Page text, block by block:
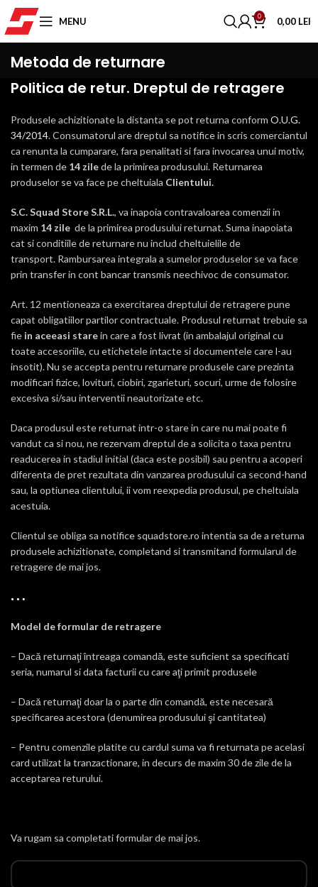
MENU 0 0,00 LEI
Metoda de returnare
Politica de retur. Dreptul de retragere
Produsele achizitionate la distanta se pot returna conform O.U.G.
34/2014. Consumatorul are dreptul sa notifice in scris comerciantul
ca renunta la cumparare, fara penalitati si fara invocarea unui motiv,
in termen de 14 zilede la primirea produsului. Returnarea
produselor se va face pe cheltuiala Clientului.
S.C. Squad Store S.R.L., va inapoia contravaloarea comenzii in
maxim 14 zile de la primirea produsului returnat. Suma inapoiata
cat si conditiile de returnare nu includ cheltuielile de
transport. Rambursarea integrala a sumelor produselor se va face
prin transfer in cont bancar transmis neechivoc de consumator.
Art. 12 mentioneaza ca exercitarea dreptului de retragere pune
capat obligatiilor partilor contractuale. Produsul returnat trebuie sa
fie in aceeasi starein care a fost livrat (in ambalajul original cu
toate accesoriile, cu etichetele intacte si documentele care l-au
insotit). Nu se accepta pentru returnare produsele care prezinta
modificari fizice, lovituri, ciobiri, zgarieturi, socuri, urme de folosire
excesiva si/sau interventii neautorizate etc.
Daca produsul este returnat intr-o stare in care nu mai poate fi
vandut ca si nou, ne rezervam dreptul de a solicita o taxa pentru
readucerea in stadiul initial (daca este posibil) sau pentru a acoperi
diferenta de pret rezultata din vanzarea produsului ca second-hand
sau, la optiunea clientului, ii vom reexpedia produsul, pe cheltuiala
acestuia.
Clientul se obliga sa notifice squadstore.ro intentia sa de a returna
produsele achizitionate, completand si transmitand formularul de
retragere de mai jos.
Model de formular de retragere
– Dacă returnaţi întreaga comandă, este suficient sa specificati
seria, numarul si data facturii cu care aţi primit produsele
– Dacă returnaţi doar la o parte din comandă, este necesară
specificarea acestora (denumirea produsului şi cantitatea)
– Pentru comenzile platite cu cardul suma va fi returnata pe acelasi
card utilizat la tranzactionare, in decurs de maxim 30 de zile de la
acceptarea returului.
Va rugam sa completati formular de mai jos.